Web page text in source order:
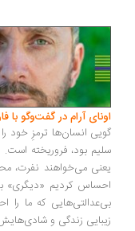
آرام در گفت‌وگو با فاروک
انسان‌ها ترمزِ خود را از
بود، فروریخته است. در
می‌خواهند نفرت، محورِ
کردیم «دیگری» بودن
که ما را احاطه
زندگی و شادی‌هایش...